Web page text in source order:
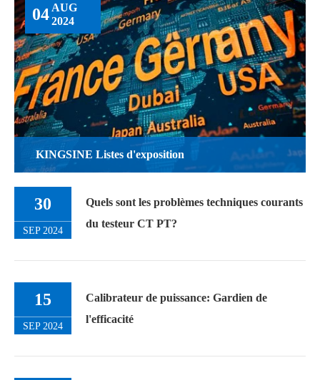
KINGSINE Listes d'exposition
04 AUG
2024
30
SEP 2024
Quels sont les problèmes techniques courants
du testeur CT PT?
15
SEP 2024
Calibrateur de puissance: Gardien de
l'efficacité